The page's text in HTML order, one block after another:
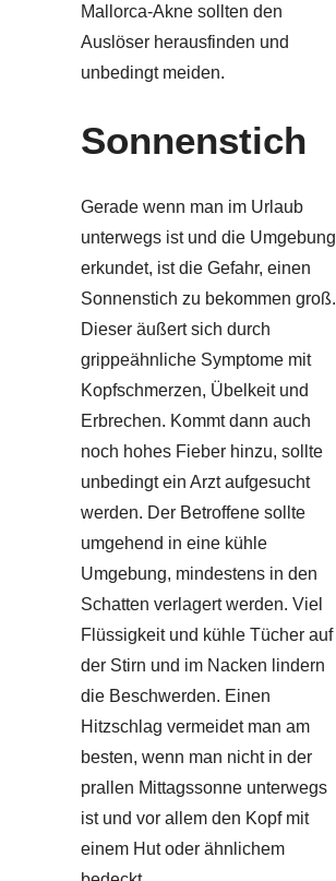
Mallorca-Akne sollten den
Auslöser herausfinden und
unbedingt meiden.
Sonnenstich
Gerade wenn man im Urlaub
unterwegs ist und die Umgebung
erkundet, ist die Gefahr, einen
Sonnenstich zu bekommen groß.
Dieser äußert sich durch
grippeähnliche Symptome mit
Kopfschmerzen, Übelkeit und
Erbrechen. Kommt dann auch
noch hohes Fieber hinzu, sollte
unbedingt ein Arzt aufgesucht
werden. Der Betroffene sollte
umgehend in eine kühle
Umgebung, mindestens in den
Schatten verlagert werden. Viel
Flüssigkeit und kühle Tücher auf
der Stirn und im Nacken lindern
die Beschwerden. Einen
Hitzschlag vermeidet man am
besten, wenn man nicht in der
prallen Mittagssonne unterwegs
ist und vor allem den Kopf mit
einem Hut oder ähnlichem